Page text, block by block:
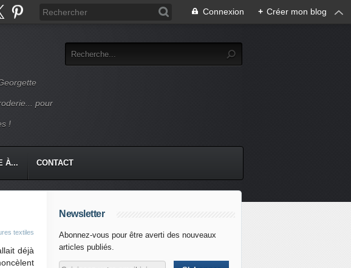
Connexion + Créer mon blog
pour
!
À... CONTACT
textiles
déjà
Newsletter
Abonnez-vous pour être averti des nouveaux
articles publiés.